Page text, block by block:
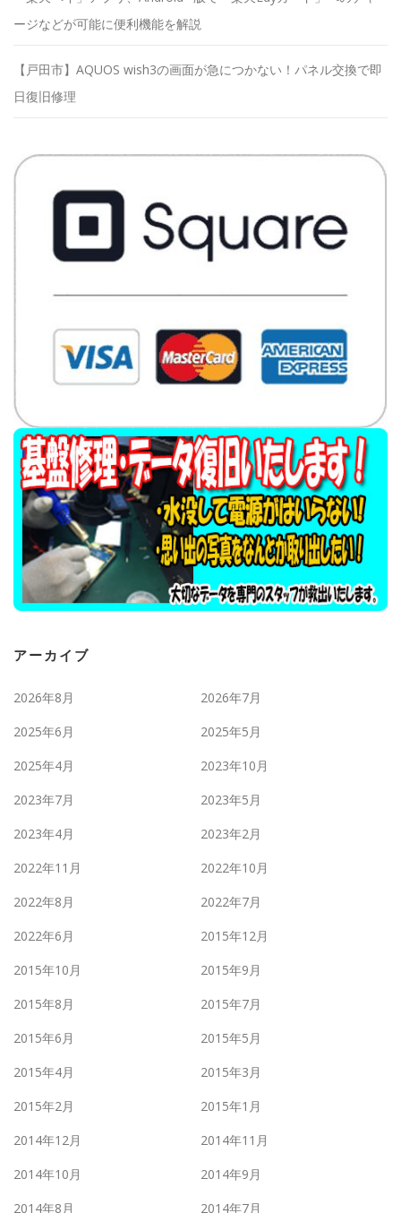
ージなどが可能に便利機能を解説
【戸田市】AQUOS wish3の画面が急につかない！パネル交換で即
日復旧修理
アーカイブ
2026年8月
2026年7月
2025年6月
2025年5月
2025年4月
2023年10月
2023年7月
2023年5月
2023年4月
2023年2月
2022年11月
2022年10月
2022年8月
2022年7月
2022年6月
2015年12月
2015年10月
2015年9月
2015年8月
2015年7月
2015年6月
2015年5月
2015年4月
2015年3月
2015年2月
2015年1月
2014年12月
2014年11月
2014年10月
2014年9月
2014年8月
2014年7月